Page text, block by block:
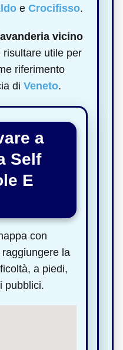
e Crocifisso.
vicino
risultare utile per
riferimento
di Veneto.
a
Self
E
con
raggiungere la
a piedi,
pubblici.